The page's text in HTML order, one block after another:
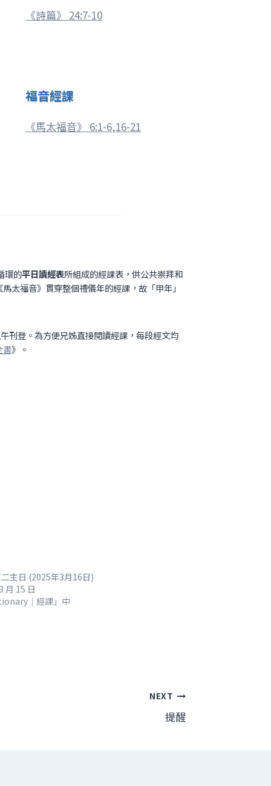
《詩篇》 24:7-10
福音經課
《馬太福音》 6:1-6,16-21
環的平日讀經表所組成的經課表，供公共崇拜和
太福音》貫穿整個禮儀年的經課，故「甲年」
刊登。為方便兄姊直接閱讀經課，每段經文均
書》。
主日 (2025年3月16日)
月 15 日
｜經課」中
NEXT
提醒